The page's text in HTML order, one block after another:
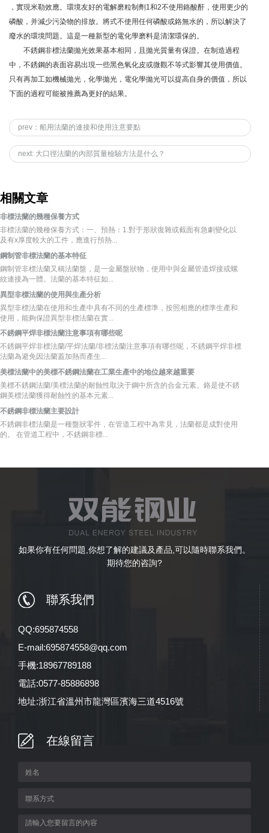
，實現米勒效應。環境友好的電解磨粒制劑1和2不使用鉻酸酐，使用更少的
磷酸，并減少污染物的排放。將式不使用任何磷酸或鉻無水的，所以解決了
廢水的環境問題。這是一種新型的電化學磨料是清潔環保的。
不銹鋼非標法蘭拋光效果基本相同，且拋光質量有保證。在制造過程
中，不銹鋼的表面容易出現一些黑色氧化皮或微觀不等式影響其使用價值。
只有再加工如機械拋光，化學拋光，電化學拋光可以提高自身的價值，所以
下面的過程可能被推薦為更好的結果。
prev：船用法蘭的連接和使用注意要點
next: 大口徑法蘭的內部質量檢驗方法是什么？
相關文章
非標法蘭的幾種保養方式
非標法蘭的幾種保養方式：一、預熱：1.對于形狀復雜或截面有急劇變化以
及有x厚度較大的工件，應進行預熱...
鋼制管非標法蘭的基本特征
鋼制管非標法蘭又稱法蘭盤，是一金屬盤狀物，使用中與金屬管道焊接或螺
紋連接為一體。法蘭的基本特征如...
異型非標法蘭的使用與生產分析
異型非標法蘭在使用和生產中具有不同的生產標準，按照相應的標準生產和
使用，能夠保證異型非標法蘭在實...
不銹鋼平焊非標法蘭注意事項有哪些呢
不銹鋼平焊非標法蘭/平焊法蘭/非標法蘭注意事項有哪些呢，不銹鋼平焊非標
法蘭為避免因法蘭蓋加熱而產生...
美標法蘭中的美標不銹鋼法蘭在工業生產中的地位越來越重要
美標不銹鋼法蘭/美標法蘭的耐蝕性取決于鋼中所含的合金元素。鉻是使不銹
鋼美標法蘭獲得耐蝕性的基本元素...
不銹鋼非標法蘭主要設計
不銹鋼非標法蘭是一種盤狀零件，在管道工程中為常見，法蘭都是成對使用
的。 在管道工程中，不銹鋼非標...
如果你有任何問題,你想了解的建議及產品,可以隨時聯系我們。
期待您的咨詢?
聯系我們
QQ:695874558
E-mail:695874558@qq.com
手機:18967789188
電話:0577-85886898
地址:浙江省溫州市龍灣區濱海三道4516號
在線留言